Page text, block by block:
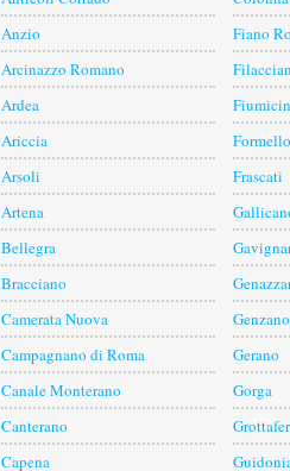
Anzio
Arcinazzo Romano
Ardea
Ariccia
Arsoli
Artena
Bellegra
Bracciano
Camerata Nuova
Campagnano di Roma
Canale Monterano
Canterano
Capena
Fiano
Formello
Frascati
Gerano
Gorga